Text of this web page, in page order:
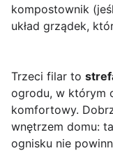
kompostownik
układ grządek,
Trzeci filar to
ogrodu, w którym
komfortowy.
wnętrzem domu:
ognisku nie